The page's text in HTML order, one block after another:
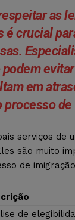
as
é crucial
em
processo de
serviços de
são muito
de
de